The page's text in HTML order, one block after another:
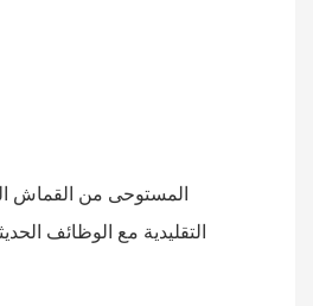
التقليدية مع الوظائف